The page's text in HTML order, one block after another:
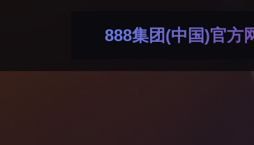
888集团(中国)官方